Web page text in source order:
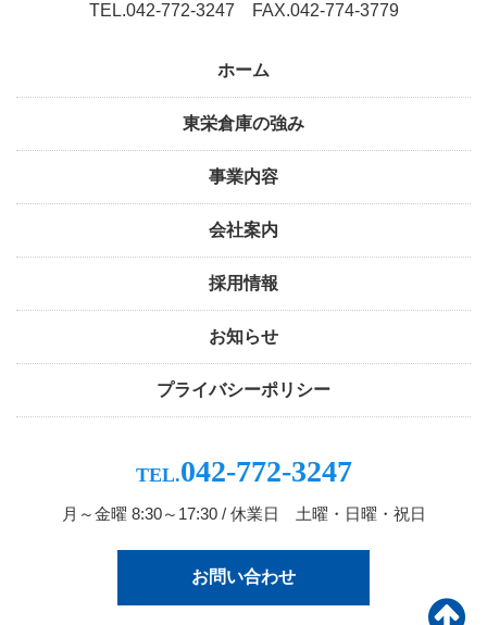
TEL.042-772-3247 FAX.042-774-3779
ホーム
東栄倉庫の強み
事業内容
会社案内
採用情報
お知らせ
プライバシーポリシー
TEL.042-772-3247
月～金曜 8:30～17:30 / 休業日 土曜・日曜・祝日
お問い合わせ